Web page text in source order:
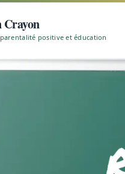
positive et éducation